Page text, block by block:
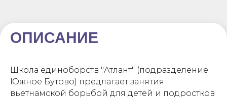
ОПИСАНИЕ
Школа единоборств "Атлант" (подразделение
Южное Бутово) предлагает занятия
вьетнамской борьбой для детей и подростков